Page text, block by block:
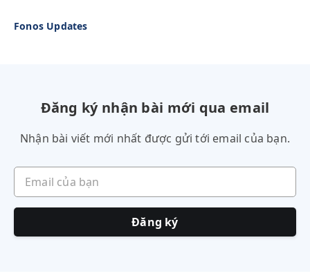
Fonos Updates
Đăng ký nhận bài mới qua email
Nhận bài viết mới nhất được gửi tới email của bạn.
Email của bạn
Đăng ký